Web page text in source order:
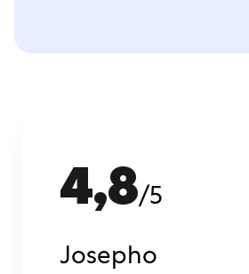
4,8/5
Josepho